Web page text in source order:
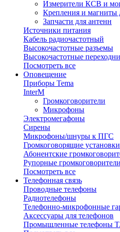
Измерители КСВ и
Крепления и магниты
Запчасти для антенн
Источники питания
Кабель радиочастотный
Высокочастотные разъемы
Высокочастотные
Посмотреть все
Оповещение
Приборы Tema
InterM
Громкоговорители
Микрофоны
Электромегафоны
Сирены
Микрофоны/шнуры к ПГС
Громкоговорящие установки
Абонентские
Рупорные громкоговорители
Посмотреть все
Телефонная связь
Проводные телефоны
Радиотелефоны
Телефонно-микрофонные
Аксессуары для телефонов
Промышленные телефоны